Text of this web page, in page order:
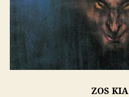
ZOS KIA